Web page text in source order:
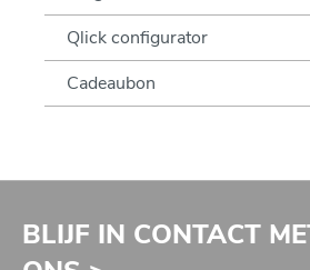
Qlick configurator
Cadeaubon
BLIJF IN CONTACT